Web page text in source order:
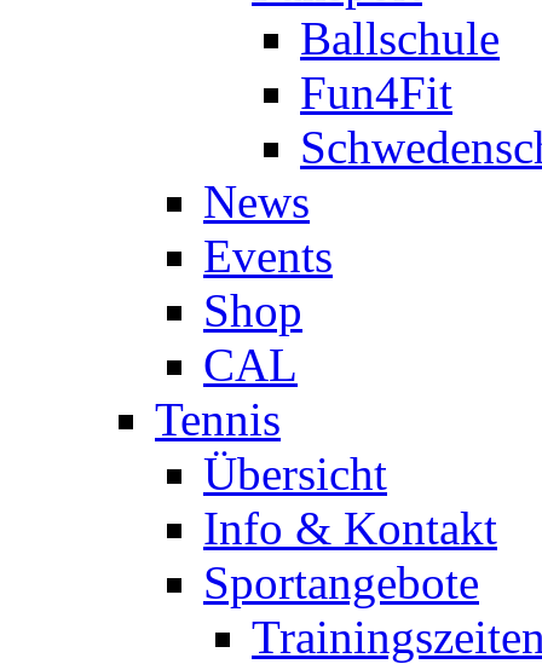
Ballschule
Fun4Fit
News
Events
Shop
CAL
Tennis
Übersicht
Info & Kontakt
Sportangebote